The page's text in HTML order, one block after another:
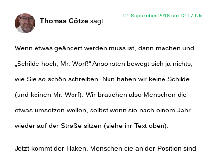
Thomas Götze sagt:
12. September 2018 um 12:17 Uhr
Wenn etwas geändert werden muss ist, dann machen und
„Schilde hoch, Mr. Worf!“ Ansonsten bewegt sich ja nichts,
wie Sie so schön schreiben. Nun haben wir keine Schilde
(und keinen Mr. Worf). Wir brauchen also Menschen die
etwas umsetzen wollen, selbst wenn sie nach einem Jahr
wieder auf der Straße sitzen (siehe ihr Text oben).
Jetzt kommt der Haken. Menschen die an der Position sind